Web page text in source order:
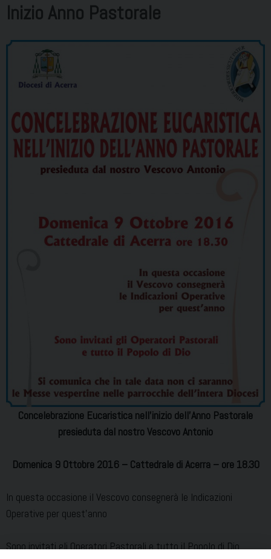
Inizio Anno Pastorale
Concelebrazione Eucaristica nell’inizio dell’Anno Pastorale
presieduta dal nostro Vescovo Antonio
Domenica 9 Ottobre 2016 – Cattedrale di Acerra – ore 18.30
In questa occasione il Vescovo consegnerà le Indicazioni
Operative per quest’anno
Sono invitati gli Operatori Pastorali e tutto il Popolo di Dio